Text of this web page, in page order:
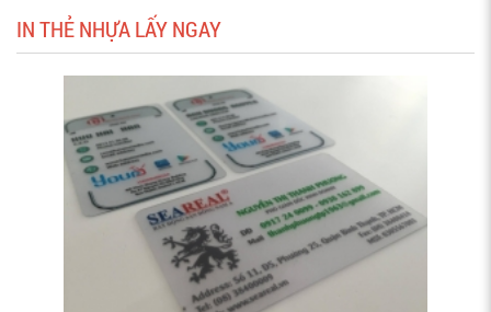
IN THẺ NHỰA LẤY NGAY